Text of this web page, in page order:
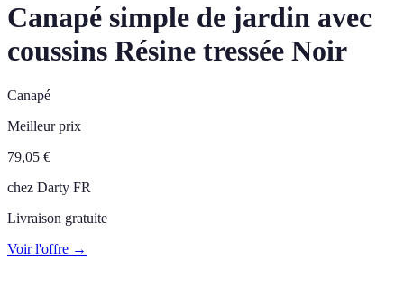
Canapé simple de jardin avec
coussins Résine tressée Noir
Canapé
Meilleur prix
79,05 €
chez Darty FR
Livraison gratuite
Voir l'offre →